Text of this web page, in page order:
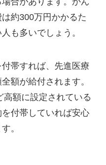
約300万円かかるた
も多いでしょう。
帯すれば、先進医療
額が給付されます。
額に設定されている
付帯していれば安心
。